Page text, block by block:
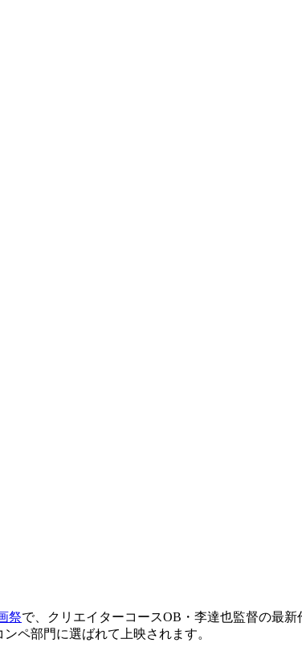
祭で、クリエイターコースOB・李達也監督の最新
ペ部門に選ばれて上映されます。